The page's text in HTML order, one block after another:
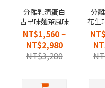
分離乳清蛋白
古早味麵茶風味
NT$1,560 ~
NT$2,980
NT$3,280
分
花生